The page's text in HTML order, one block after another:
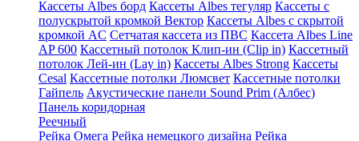
Кассеты Albes борд Кассеты Albes тегуляр Кассеты с
полускрытой кромкой Вектор Кассеты Albes с скрытой
кромкой AC Сетчатая кассета из ПВС Кассета Albes Line
AP 600 Кассетный потолок Клип-ин (Clip in) Кассетный
потолок Лей-ин (Lay in) Кассеты Albes Strong Кассеты
Cesal Кассетные потолки Люмсвет Кассетные потолки
Гайпель Акустические панели Sound Prim (Албес)
Панель коридорная
Реечный
Рейка Омега Рейка немецкого дизайна Рейка